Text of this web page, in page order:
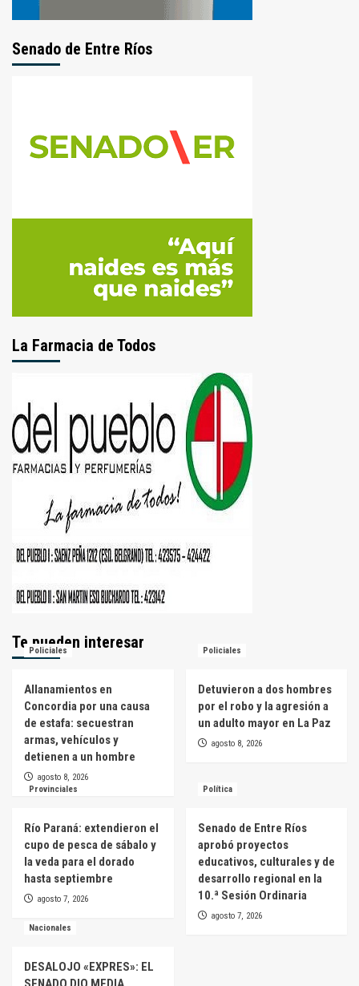
Senado de Entre Ríos
La Farmacia de Todos
Te pueden interesar
Policiales
Allanamientos en
Concordia por una causa
de estafa: secuestran
armas, vehículos y
detienen a un hombre
agosto 8, 2026
Policiales
Detuvieron a dos hombres
por el robo y la agresión a
un adulto mayor en La Paz
agosto 8, 2026
Provinciales
Río Paraná: extendieron el
cupo de pesca de sábalo y
la veda para el dorado
hasta septiembre
agosto 7, 2026
Política
Senado de Entre Ríos
aprobó proyectos
educativos, culturales y de
desarrollo regional en la
10.ª Sesión Ordinaria
agosto 7, 2026
Nacionales
DESALOJO «EXPRES»: EL